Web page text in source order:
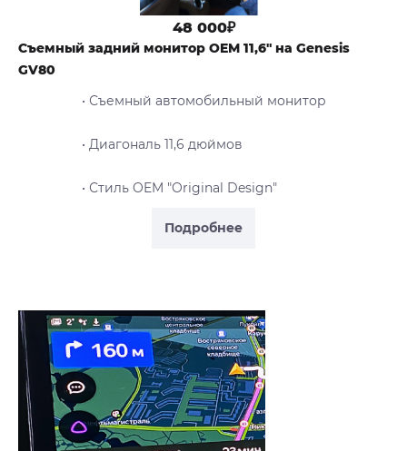
Подробнее
48 000₽
Съемный задний монитор OEM 11,6" на Genesis
GV80
• Съемный автомобильный монитор
• Диагональ 11,6 дюймов
• Стиль OEM "Original Design"